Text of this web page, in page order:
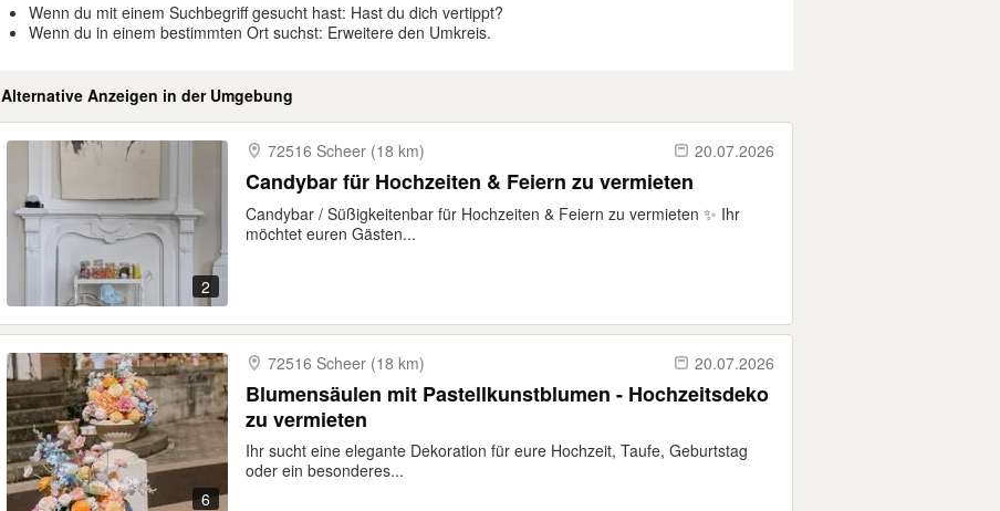
Wenn du mit einem Suchbegriff gesucht hast: Hast du dich vertippt?
Wenn du in einem bestimmten Ort suchst: Erweitere den Umkreis.
Alternative Anzeigen in der Umgebung
2
72516 Scheer (18 km) 20.07.2026
Candybar für Hochzeiten & Feiern zu vermieten
Candybar / Süßigkeitenbar für Hochzeiten & Feiern zu vermieten ✨ Ihr
möchtet euren Gästen...
6
72516 Scheer (18 km) 20.07.2026
Blumensäulen mit Pastellkunstblumen - Hochzeitsdeko
zu vermieten
Ihr sucht eine elegante Dekoration für eure Hochzeit, Taufe, Geburtstag
oder ein besonderes...